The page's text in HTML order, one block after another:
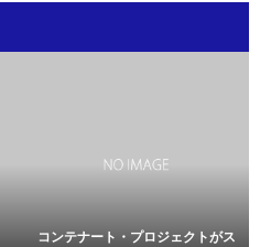
コンテナート・プロジェクトがス